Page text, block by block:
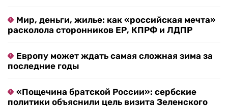
Мир, деньги, жилье: как «российская мечта»
расколола сторонников ЕР, КПРФ и ЛДПР
Европу может ждать самая сложная зима за
последние годы
«Пощечина братской России»: сербские
политики объяснили цель визита Зеленского